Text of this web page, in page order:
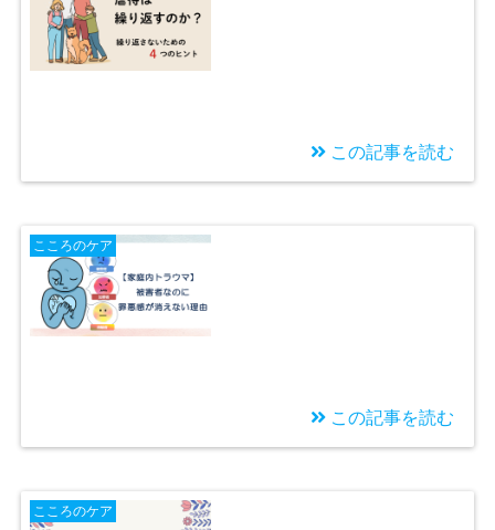
「正当化マインド」と
幼少期体験の関係
本当か？虐待を繰り返
さないためにできるこ
と
この記事を読む
こころのケア
AC・愛着障害】罪悪感
この記事を読む
こころのケア